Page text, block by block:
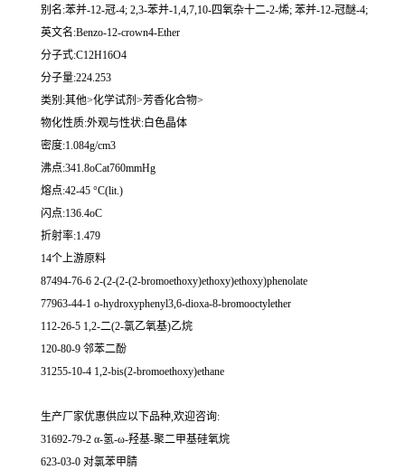
别名:苯并-12-冠-4; 2,3-苯并-1,4,7,10-四氧杂十二-2-烯; 苯并-12-冠醚-4;
英文名:Benzo-12-crown4-Ether
分子式:C12H16O4
分子量:224.253
类别:其他>化学试剂>芳香化合物>
物化性质:外观与性状:白色晶体
密度:1.084g/cm3
沸点:341.8oCat760mmHg
熔点:42-45 °C(lit.)
闪点:136.4oC
折射率:1.479
14个上游原料
87494-76-6 2-(2-(2-(2-bromoethoxy)ethoxy)ethoxy)phenolate
77963-44-1 o-hydroxyphenyl3,6-dioxa-8-bromooctylether
112-26-5 1,2-二(2-氯乙氧基)乙烷
120-80-9 邻苯二酚
31255-10-4 1,2-bis(2-bromoethoxy)ethane
生产厂家优惠供应以下品种,欢迎咨询:
31692-79-2 α-氢-ω-羟基-聚二甲基硅氧烷
623-03-0 对氯苯甲腈